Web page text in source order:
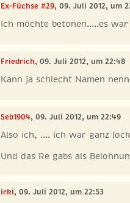
Ex-Füchse #29, 09. Juli 2012, um
Ich möchte betonen.....es
Friedrich, 09. Juli 2012, um 22:48
Kann ja schlecht Namen
Seb1904, 09. Juli 2012, um 22:49
Also ich, .... ich war ganz
Und das Re gabs als
irki, 09. Juli 2012, um 22:53